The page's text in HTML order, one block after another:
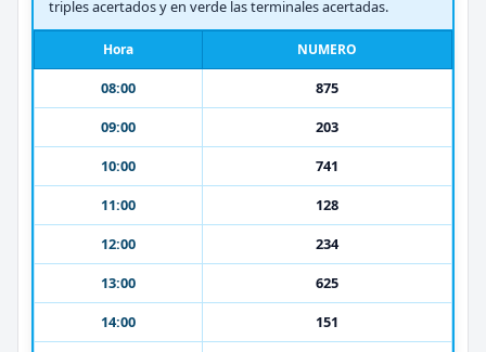
triples acertados y en verde las terminales acertadas.
Hora NUMERO
08:00
875
09:00
203
10:00
741
11:00
128
12:00
234
13:00
625
14:00
151